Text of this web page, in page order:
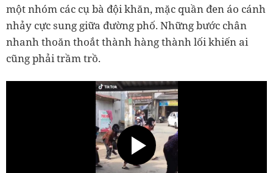
một nhóm các cụ bà đội khăn, mặc quần đen áo cánh
nhảy cực sung giữa đường phố. Những bước chân
nhanh thoăn thoắt thành hàng thành lối khiến ai
cũng phải trầm trồ.